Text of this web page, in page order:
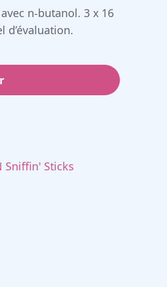
n-butanol. 3 x 16
d’évaluation.
Sniffin' Sticks